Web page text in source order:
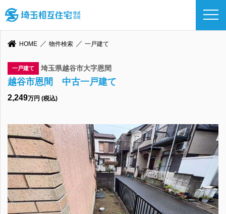
HOME 物件検索 一戸建て
一戸建て 埼玉県越谷市大字恩間
越谷市恩間 中古一戸建て
2,249万円 (税込)